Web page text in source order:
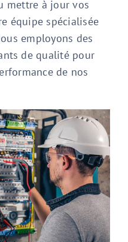
mettre à jour vos
équipe spécialisée
employons des
de qualité pour
de nos